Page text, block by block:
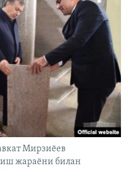
Мирзиëев
жараëни билан